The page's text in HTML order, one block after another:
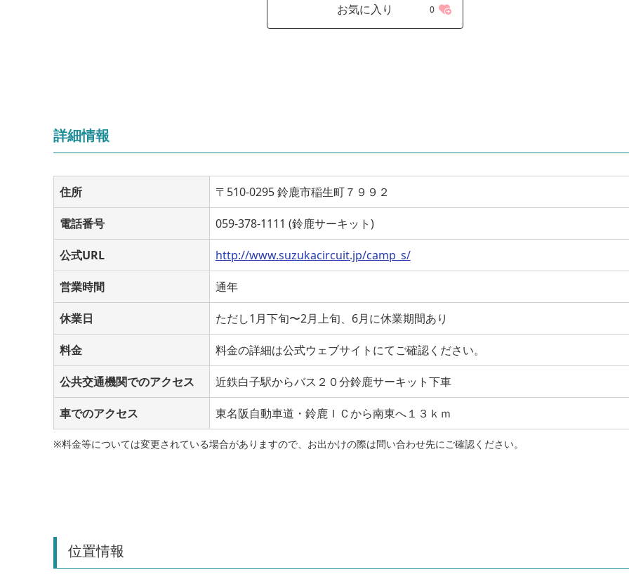
お気に入り 0
詳細情報
住所 〒510-0295 鈴鹿市稲生町７９９２
電話番号 059-378-1111 (鈴鹿サーキット)
公式URL http://www.suzukacircuit.jp/camp_s/
営業時間 通年
休業日 ただし1月下旬〜2月上旬、6月に休業期間あり
料金 料金の詳細は公式ウェブサイトにてご確認ください。
公共交通機関でのアクセス 近鉄白子駅からバス２０分鈴鹿サーキット下車
車でのアクセス 東名阪自動車道・鈴鹿ＩＣから南東へ１３ｋｍ
※料金等については変更されている場合がありますので、お出かけの際は問い合わせ先にご確認ください。
位置情報